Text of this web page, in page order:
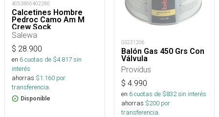
4053866402286
Calcetines Hombre
Pedroc Camo Am M
Crew Sock
Salewa
$ 28.900
en 6cuotas de $4.817sin
interés
ahorras $1.160 por
transferencia.
Disponible
GS231206
Balón Gas 450 Grs Con
Válvula
Providus
$ 4.990
en 6cuotas de $832sin interés
ahorras $200 por
transferencia.